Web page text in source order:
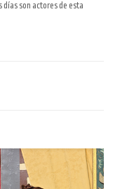
días son actores de esta